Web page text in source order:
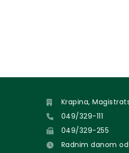
Krapina,
049/329-111
049/329-255
Radnim danom od